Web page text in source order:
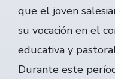
que el joven
su vocación en el
educativa y
Durante este